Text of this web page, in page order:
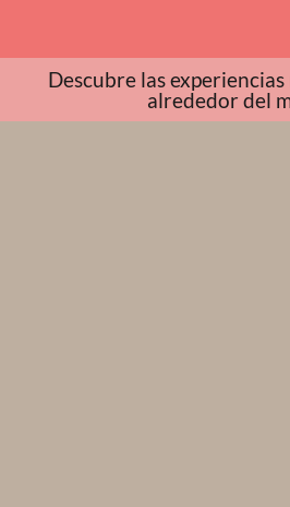
Descubre las
alrededor del